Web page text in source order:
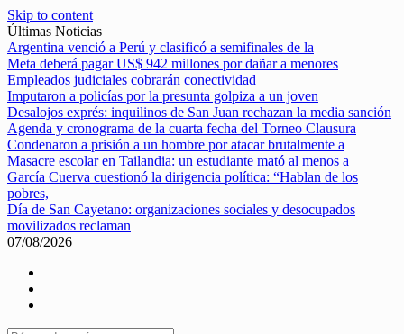
Skip to content
Últimas Noticias
Argentina venció a Perú y clasificó a semifinales de la
Meta deberá pagar US$ 942 millones por dañar a menores
Empleados judiciales cobrarán conectividad
Imputaron a policías por la presunta golpiza a un joven
Desalojos exprés: inquilinos de San Juan rechazan la media sanción
Agenda y cronograma de la cuarta fecha del Torneo Clausura
Condenaron a prisión a un hombre por atacar brutalmente a
Masacre escolar en Tailandia: un estudiante mató al menos a
García Cuerva cuestionó la dirigencia política: “Hablan de los
pobres,
Día de San Cayetano: organizaciones sociales y desocupados
movilizados reclaman
07/08/2026